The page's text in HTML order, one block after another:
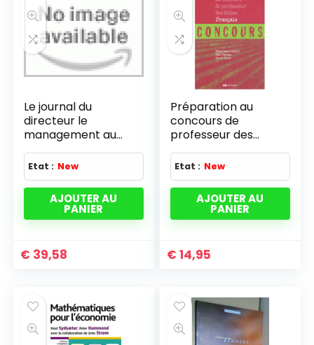
Le journal du
directeur le
management au
quotidien
Etat : New
AJOUTER AU
PANIER
€ 39,58
Préparation au
concours de
professeur des
écoles – Français
Etat : New
AJOUTER AU
PANIER
€ 14,95